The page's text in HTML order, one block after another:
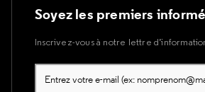
Soyez les premiers
Inscrivez-vous à notre lettre